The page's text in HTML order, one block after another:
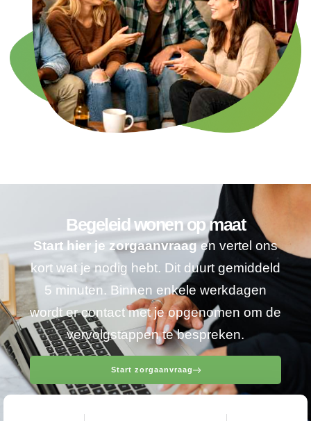
Begeleid wonen op maat
Start hier je zorgaanvraagen vertel ons
kort wat je nodig hebt. Dit duurt gemiddeld
5 minuten. Binnen enkele werkdagen
wordt er contact met je opgenomen om de
vervolgstappen te bespreken.
Start zorgaanvraag